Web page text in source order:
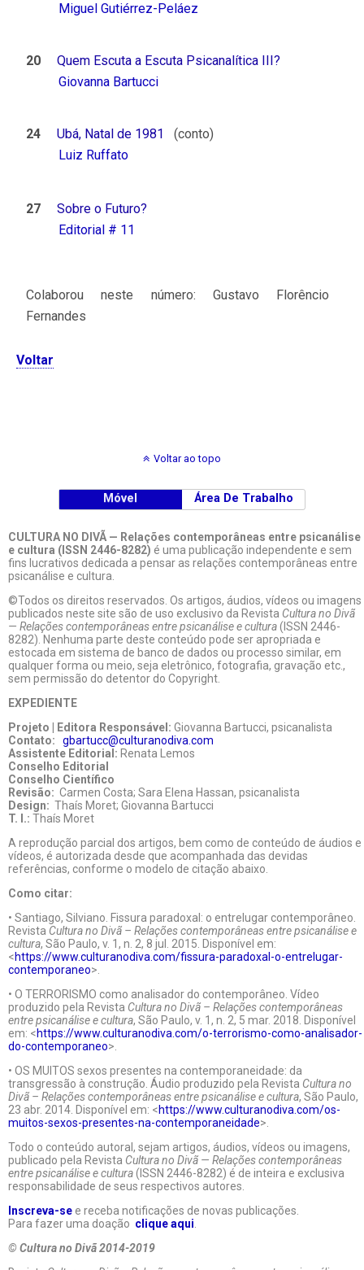
Miguel Gutiérrez-Peláez
20
Quem Escuta a Escuta Psicanalítica III?
Giovanna Bartucci
24 Ubá, Natal de 1981
(conto)
Luiz Ruffato
27
Sobre o Futuro?
Editorial # 11
Colaborou neste número: Gustavo Florêncio
Fernandes
Voltar
Voltar ao topo
Móvel Área De Trabalho
CULTURA NO DIVÃ — Relações contemporâneas entre psicanálise
e cultura (ISSN 2446-8282) é uma publicação independente e sem
fins lucrativos dedicada a pensar as relações contemporâneas entre
psicanálise e cultura.
©Todos os direitos reservados. Os artigos, áudios, vídeos ou imagens
publicados neste site são de uso exclusivo da Revista Cultura no Divã
— Relações contemporâneas entre psicanálise e cultura(ISSN 2446-
8282). Nenhuma parte deste conteúdo pode ser apropriada e
estocada em sistema de banco de dados ou processo similar, em
qualquer forma ou meio, seja eletrônico, fotografia, gravação etc.,
sem permissão do detentor do Copyright.
EXPEDIENTE
Projeto | Editora Responsável: Giovanna Bartucci, psicanalista
Contato: gbartucc@culturanodiva.com
Assistente Editorial: Renata Lemos
Conselho Editorial
Conselho Científico
Revisão: Carmen Costa; Sara Elena Hassan, psicanalista
Design: Thaís Moret; Giovanna Bartucci
T. I.: Thaís Moret
A reprodução parcial dos artigos, bem como de conteúdo de áudios e
vídeos, é autorizada desde que acompanhada das devidas
referências, conforme o modelo de citação abaixo.
Como citar:
• Santiago, Silviano. Fissura paradoxal: o entrelugar contemporâneo.
Revista Cultura no Divã – Relações contemporâneas entre psicanálise e
cultura, São Paulo, v. 1, n. 2, 8 jul. 2015. Disponível em:
<https://www.culturanodiva.com/fissura-paradoxal-o-entrelugar-
contemporaneo>.
• O TERRORISMO como analisador do contemporâneo. Vídeo
produzido pela Revista Cultura no Divã – Relações contemporâneas
entre psicanálise e cultura, São Paulo, v. 1, n. 2, 5 mar. 2018. Disponível
em: <https://www.culturanodiva.com/o-terrorismo-como-analisador-
do-contemporaneo>.
• OS MUITOS sexos presentes na contemporaneidade: da
transgressão à construção. Áudio produzido pela Revista Cultura no
Divã – Relações contemporâneas entre psicanálise e cultura, São Paulo,
23 abr. 2014. Disponível em: <https://www.culturanodiva.com/os-
muitos-sexos-presentes-na-contemporaneidade>.
Todo o conteúdo autoral, sejam artigos, áudios, vídeos ou imagens,
publicado pela Revista Cultura no Divã — Relações contemporâneas
entre psicanálise e cultura(ISSN 2446-8282) é de inteira e exclusiva
responsabilidade de seus respectivos autores.
Inscreva-se e receba notificações de novas publicações.
Para fazer uma doação clique aqui
© Cultura no Divã 2014-2019